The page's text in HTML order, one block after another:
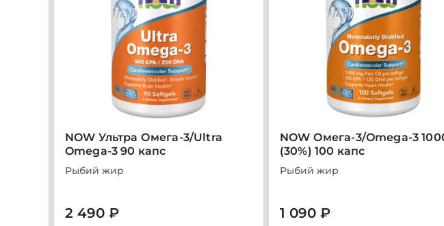
NOW Ультра Омега-3/Ultra
Omega-3 90 капс
Рыбий жир
2 490 ₽
NOW Омега-3/Omega-3
(30%) 100 капс
Рыбий жир
1 090 ₽